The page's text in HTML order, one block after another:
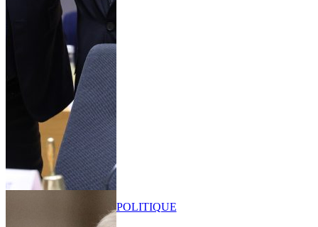
POLITIQUE